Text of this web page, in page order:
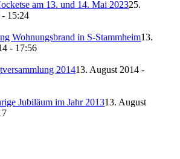
am 13. und 14. Mai 202325.
15:24
Wohnungsbrand in S-Stammheim13.
- 17:56
201413. August 2014 -
Jubiläum im Jahr 201313. August